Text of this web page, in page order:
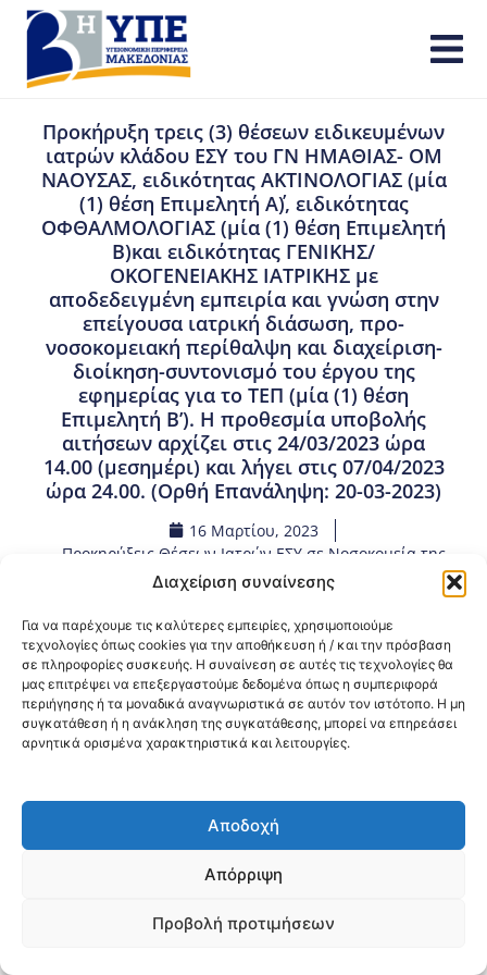
Διαχείριση συναίνεσης
Για να παρέχουμε τις καλύτερες εμπειρίες, χρησιμοποιούμε
τεχνολογίες όπως cookies για την αποθήκευση ή / και την πρόσβαση
σε πληροφορίες συσκευής. Η συναίνεση σε αυτές τις τεχνολογίες θα
μας επιτρέψει να επεξεργαστούμε δεδομένα όπως η συμπεριφορά
περιήγησης ή τα μοναδικά αναγνωριστικά σε αυτόν τον ιστότοπο. Η μη
συγκατάθεση ή η ανάκληση της συγκατάθεσης, μπορεί να επηρεάσει
αρνητικά ορισμένα χαρακτηριστικά και λειτουργίες.
Αποδοχή
Απόρριψη
Προβολή προτιμήσεων
Προκήρυξη τρεις (3) θέσεων ειδικευμένων
ιατρών κλάδου ΕΣΥ του ΓΝ ΗΜΑΘΙΑΣ- ΟΜ
ΝΑΟΥΣΑΣ, ειδικότητας ΑΚΤΙΝΟΛΟΓΙΑΣ (μία
(1) θέση Επιμελητή Α΄), ειδικότητας
ΟΦΘΑΛΜΟΛΟΓΙΑΣ (μία (1) θέση Επιμελητή
Β)και ειδικότητας ΓΕΝΙΚΗΣ/
ΟΚΟΓΕΝΕΙΑΚΗΣ ΙΑΤΡΙΚΗΣ με
αποδεδειγμένη εμπειρία και γνώση στην
επείγουσα ιατρική διάσωση, προ-
νοσοκομειακή περίθαλψη και διαχείριση-
διοίκηση-συντονισμό του έργου της
εφημερίας για το ΤΕΠ (μία (1) θέση
Επιμελητή Β’). Η προθεσμία υποβολής
αιτήσεων αρχίζει στις 24/03/2023 ώρα
14.00 (μεσημέρι) και λήγει στις 07/04/2023
ώρα 24.00. (Ορθή Επανάληψη: 20-03-2023)
16 Μαρτίου, 2023
Προκηρύξεις Θέσεων Ιατρών ΕΣΥ σε Νοσοκομεία της
3ης ΥΠΕ Μακεδονίας ,Προσλήψεις – Διορισμοί
Κοινοποίηση:
@2026 3ype.gr All rights reserved
Πολιτική Προστασίας Δεδομένων
Θεσσαλονίκη, ΕλλάδαΤηλ: +30 2311 226 200
email: 3ype@3ype.gr